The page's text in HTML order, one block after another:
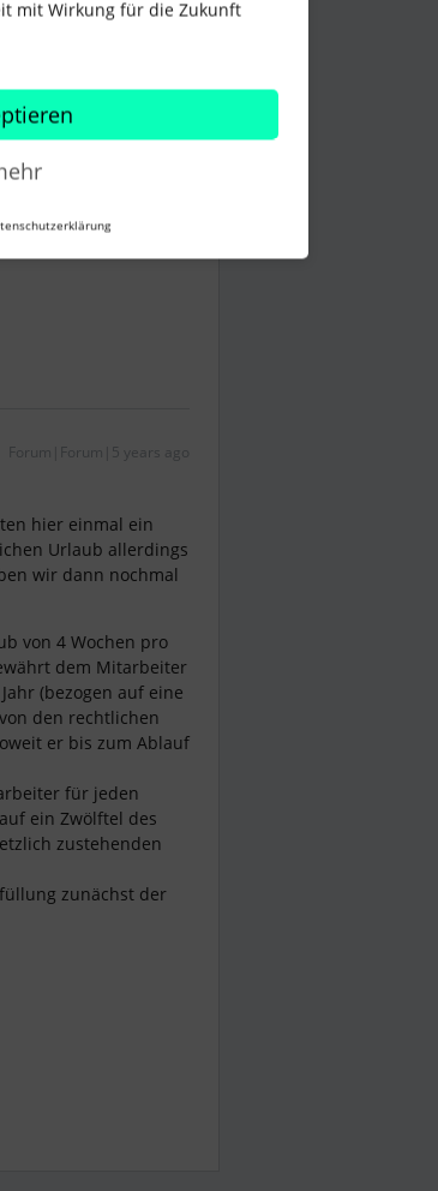
Forum|Forum|5 years ago
hier einmal ein
Urlaub allerdings
wir dann nochmal
von 4 Wochen pro
dem Mitarbeiter
(bezogen auf eine
den rechtlichen
er bis zum Ablauf
für jeden
ein Zwölftel des
zustehenden
zunächst der
mit Wirkung für die Zukunft